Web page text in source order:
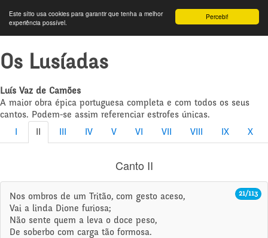
Percebi!
Este sítio usa cookies para garantir que tenha a melhor
experiência possível.
Os Lusíadas
Luís Vaz de Camões
A maior obra épica portuguesa completa e com todos os seus
cantos. Podem-se assim referenciar estrofes únicas.
IV V VI VII VIII IX X
Canto II
21/113
Nos ombros de um Tritão, com gesto aceso,
Vai a linda Dione furiosa;
Não sente quem a leva o doce peso,
De soberbo com carga tão formosa.